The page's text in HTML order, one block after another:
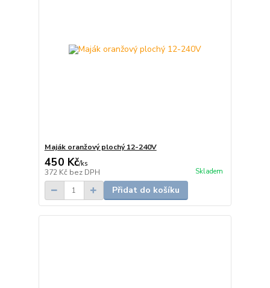
Maják oranžový plochý 12-240V
450 Kč/ks
372 Kč bez DPH Skladem
Přidat do košíku